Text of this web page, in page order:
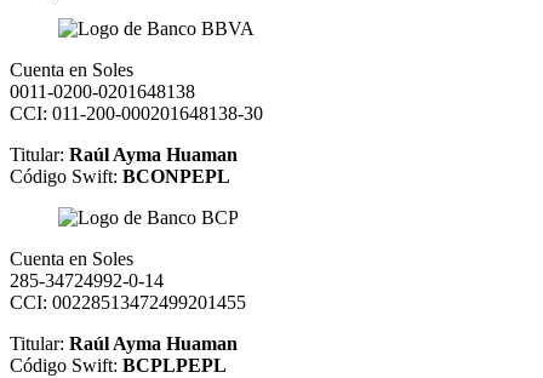
Cuenta en Soles
0011-0200-0201648138
CCI: 011-200-000201648138-30
Titular: Raúl Ayma Huaman
Código Swift: BCONPEPL
Cuenta en Soles
285-34724992-0-14
CCI: 00228513472499201455
Titular: Raúl Ayma Huaman
Código Swift: BCPLPEPL